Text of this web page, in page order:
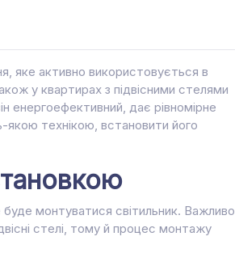
яке активно використовується в
у квартирах з підвісними стелями
енергоефективний, дає рівномірне
якою технікою, встановити його
монтуватися світильник. Важливо
стелі, тому й процес монтажу